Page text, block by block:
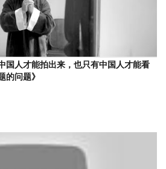
国人才能拍出来，也只有中国人才能看
的问题》